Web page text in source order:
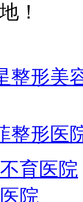
！
整形美
整形医
育医院
院